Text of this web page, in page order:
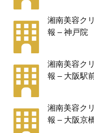
湘南美容ク
報 – 神戸院
湘南美容ク
報 – 大阪駅
湘南美容ク
報 – 大阪京